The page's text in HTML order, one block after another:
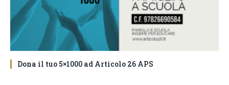
Dona il tuo 5×1000 ad Articolo 26 APS